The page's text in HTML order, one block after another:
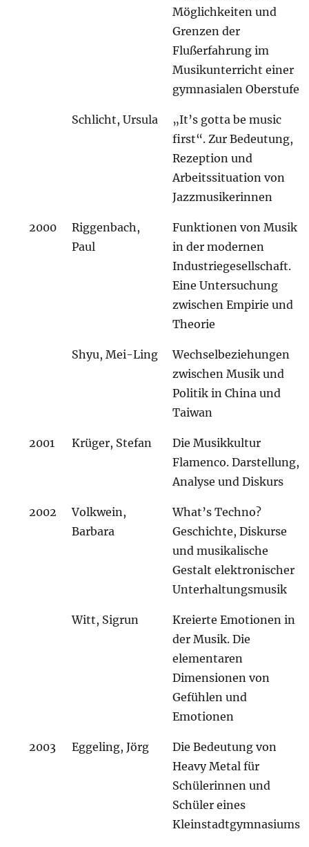
Möglichkeiten und
Grenzen der
Flußerfahrung im
Musikunterricht einer
gymnasialen Oberstufe
Schlicht, Ursula
„It’s gotta be music
first“. Zur Bedeutung,
Rezeption und
Arbeitssituation von
Jazzmusikerinnen
2000
Riggenbach,
Paul
Funktionen von Musik
in der modernen
Industriegesellschaft.
Eine Untersuchung
zwischen Empirie und
Theorie
Shyu, Mei-Ling
Wechselbeziehungen
zwischen Musik und
Politik in China und
Taiwan
2001 Krüger, Stefan
Die Musikkultur
Flamenco. Darstellung,
Analyse und Diskurs
2002
Volkwein,
Barbara
What’s Techno?
Geschichte, Diskurse
und musikalische
Gestalt elektronischer
Unterhaltungsmusik
Witt, Sigrun
Kreierte Emotionen in
der Musik. Die
elementaren
Dimensionen von
Gefühlen und
Emotionen
2003 Eggeling, Jörg
Die Bedeutung von
Heavy Metal für
Schülerinnen und
Schüler eines
Kleinstadtgymnasiums